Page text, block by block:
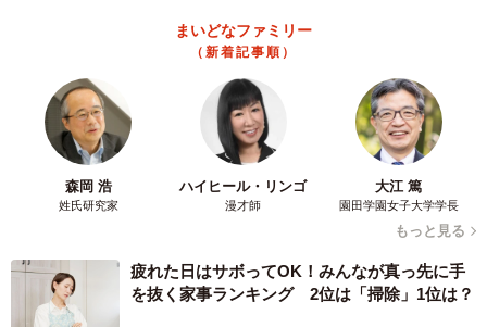
4/19
なんと、夫の視線はテレビに映る大谷翔平に釘付け。目の
前で必死に痛みに耐えている妊婦をよそにしたまさかの行
動に加鳥さんの怒りは爆発し、陣痛室に殺伐とした空気が
漂います。
まいどなファミリー
（新着記事順）
森岡 浩
姓氏研究家
ハイヒール・リンゴ
漫才師
大江 篤
園田学園女子大学学長
もっと見る
疲れた日はサボってOK！みんなが真っ先に手
を抜く家事ランキング 2位は「掃除」1位は？